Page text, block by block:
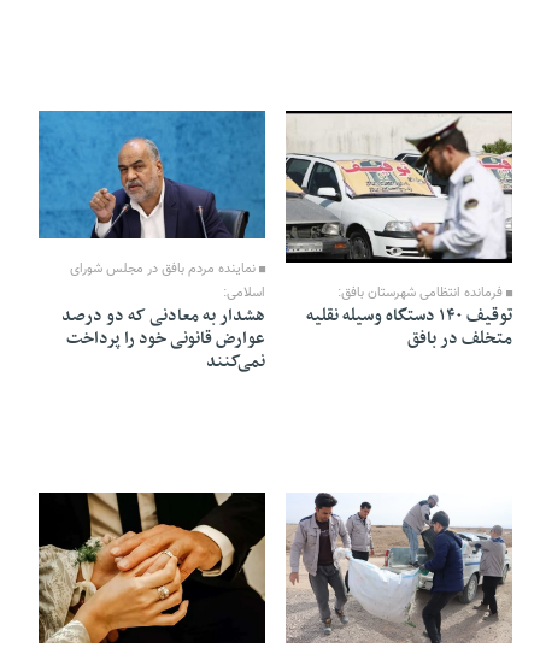
07 Bahman 1404 - 18:01
فرمانده انتظامی شهرستان بافق:
توقیف ۱۴۰ دستگاه وسیله نقلیه
متخلف در بافق
07 Bahman 1404 - 16:49
نماینده مردم بافق در مجلس شورای
اسلامی:
هشدار به معادنی که دو درصد
عوارض قانونی خود را پرداخت
نمی‌کنند
01 Bahman 1404 - 17:36